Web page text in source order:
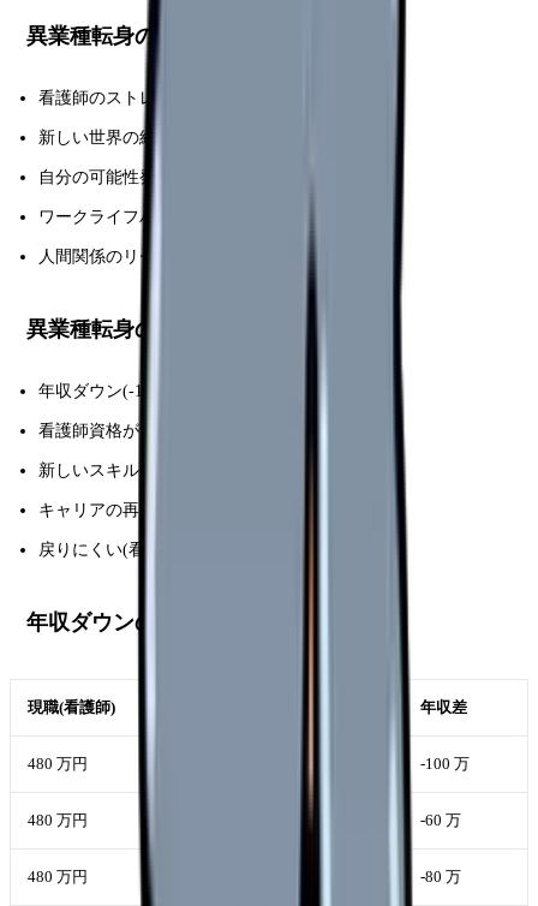
異業種転身のメリット
看護師のストレスから解放
新しい世界の経験
自分の可能性発見
ワークライフバランス改善
人間関係のリセット
異業種転身のデメリット
年収ダウン(-100-200 万円)
看護師資格が無駄に
新しいスキル習得必要
キャリアの再スタート
戻りにくい(看護師復帰の困難さ)
年収ダウンの現実
現職(看護師) 年収差
480 万円 -100 万
480 万円 -60 万
480 万円 -80 万